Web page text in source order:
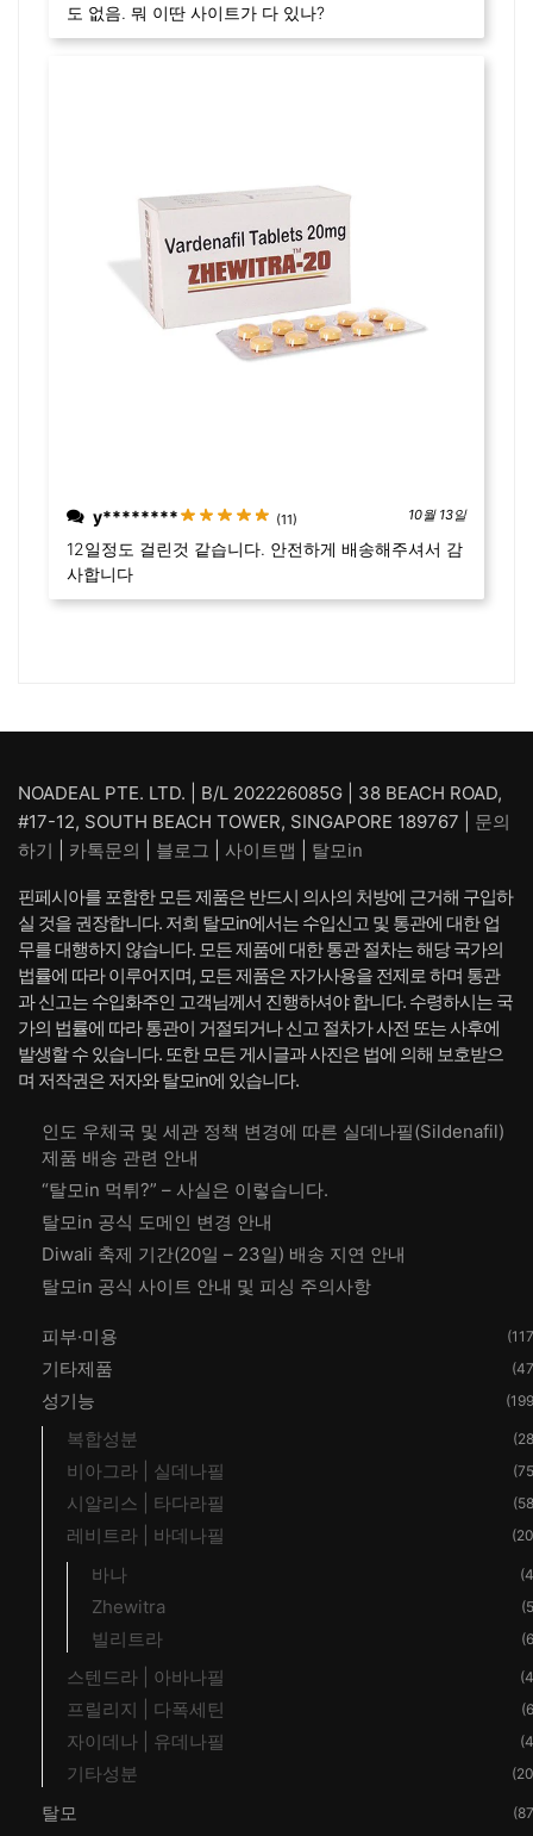
도 없음. 뭐 이딴 사이트가 다 있나?
y******** (11) 10월 13일
12일정도 걸린것 같습니다. 안전하게 배송해주셔서 감
사합니다
NOADEAL PTE. LTD. | B/L 202226085G | 38 BEACH ROAD,
#17-12, SOUTH BEACH TOWER, SINGAPORE 189767 | 문의
하기
카톡문의 블로그 사이트맵 탈모in
핀페시아를 포함한 모든 제품은 반드시 의사의 처방에 근거해 구입하
실 것을 권장합니다. 저희 탈모in에서는 수입신고 및 통관에 대한 업
무를 대행하지 않습니다. 모든 제품에 대한 통관 절차는 해당 국가의
법률에 따라 이루어지며, 모든 제품은 자가사용을 전제로 하며 통관
과 신고는 수입화주인 고객님께서 진행하셔야 합니다. 수령하시는 국
가의 법률에 따라 통관이 거절되거나 신고 절차가 사전 또는 사후에
발생할 수 있습니다. 또한 모든 게시글과 사진은 법에 의해 보호받으
며 저작권은 저자와 탈모in에 있습니다.
인도 우체국 및 세관 정책 변경에 따른 실데나필(Sildenafil)
제품 배송 관련 안내
“탈모in 먹튀?” – 사실은 이렇습니다.
탈모in 공식 도메인 변경 안내
Diwali 축제 기간(20일 – 23일) 배송 지연 안내
탈모in 공식 사이트 안내 및 피싱 주의사항
피부·미용
기타제품
성기능
복합성분
비아그라 | 실데나필
시알리스 | 타다라필
레비트라 | 바데나필
바나
Zhewitra
빌리트라
스텐드라 | 아바나필
프릴리지 | 다폭세틴
자이데나 | 유데나필
기타성분
탈모